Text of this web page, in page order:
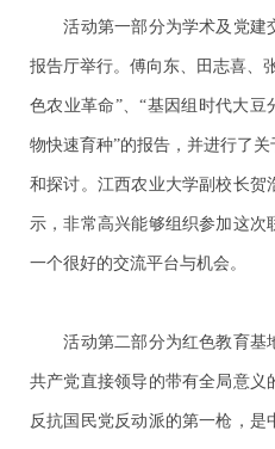
活动第一部分为学术及党建
报告厅举行。傅向东、田志喜、
色农业革命”、“基因组时代大豆
物快速育种”的报告，并进行了
和探讨。江西农业大学副校长贺
示，非常高兴能够组织参加这次
一个很好的交流平台与机会。
活动第二部分为红色教育基
共产党直接领导的带有全局意义
反抗国民党反动派的第一枪，是